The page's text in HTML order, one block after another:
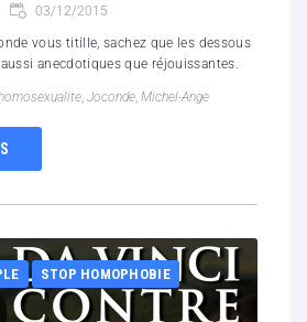
03/12/2015
vous titille, sachez que les dessous
anecdotiques que réjouissantes.
, Joconde, Michel-Ange
STOP HOMOPHOBIE